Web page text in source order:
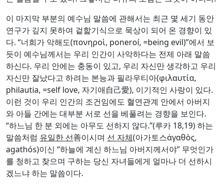
이 마지막 부분의 예수님 말씀에 관해서는 최근 몇 세기 동안
연구가 깊지 못하여 겉핥기식으로 묵상이 되어 온 경향이 있
다. “너희가 악해도(πονηροὶ, poneroí, =being evil)”에서 보
듯이 예수님께서는 우리 인간이 사악하다는 전제 아래 말씀
하신다. 우리 안에는 충동이 있고, 우리 자신만 생각하고 우리
자신만 잘났다고 하려는 본능과 필라우티아(φιλαυτία,
philautia, =self love, 자기애自己愛), 이기적인 사랑이 있다.
이런 것이 우리 인간의 조건임에도 혈연관계 안에서 아버지
와 아들 간에는 대부분 서로 선을 베풀려는 경향을 보인다.
“하느님 한 분 외에는 아무도 선하지 않다.”(루카 18,19) 하는
말씀처럼유일한 선善이시며선 자체(아가토스ἀγαθὸς,
agathós)이신 “하늘에 계신 하느님 아버지께서야” 무엇인가
를 청하고 찾으며 구하는 당신 자녀들에게 얼마나 더 선하시
겠느냐 하는 말씀이다.
이 부분에서 우리는 우리 스스로 “